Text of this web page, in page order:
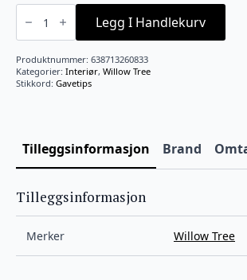
Angel
harmony
antall
Legg I Handlekurv
Produktnummer: 638713260833
Kategorier: Interiør, Willow Tree
Stikkord: Gavetips
Tilleggsinformasjon Brand
Tilleggsinformasjon
Merker Willow Tree